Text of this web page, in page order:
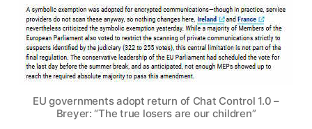
EU governments adopt return of Chat Control 1.0 –
Breyer: “The true losers are our children”